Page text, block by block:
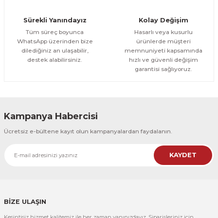
300,00 TL %25
CeSht
CeSht
Pembe Fonlu Good Things Are Coming Yazılı Tek Parça Ahşap Çerçeveli
500,00 TL
Sürekli Yanındayız
Tüm süreç boyunca
WhatsApp üzerinden bize
dilediğiniz an ulaşabilir,
destek alabilirsiniz.
Kolay Değişim
Hasarlı veya kusurlu
ürünlerde müşteri
memnuniyeti kapsamında
hızlı ve güvenli değişim
garantisi sağlıyoruz.
Kampanya Habercisi
Ücretsiz e-bültene kayıt olun kampanyalardan faydalanın.
KAYDET
BİZE ULAŞIN